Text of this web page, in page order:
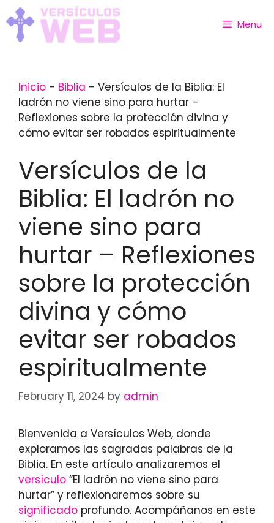
Skip
to
content
Menu
Inicio - Biblia - Versículos de la Biblia: El
ladrón no viene sino para hurtar –
Reflexiones sobre la protección divina y
cómo evitar ser robados espiritualmente
Versículos de la
Biblia: El ladrón no
viene sino para
hurtar – Reflexiones
sobre la protección
divina y cómo
evitar ser robados
espiritualmente
February 11, 2024 by admin
Bienvenida a Versículos Web, donde
exploramos las sagradas palabras de la
Biblia. En este artículo analizaremos el
versículo “El ladrón no viene sino para
hurtar” y reflexionaremos sobre su
significado profundo. Acompáñanos en este